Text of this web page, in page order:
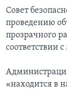
Совет
проведению
прозрачного
соответствии
«находится в